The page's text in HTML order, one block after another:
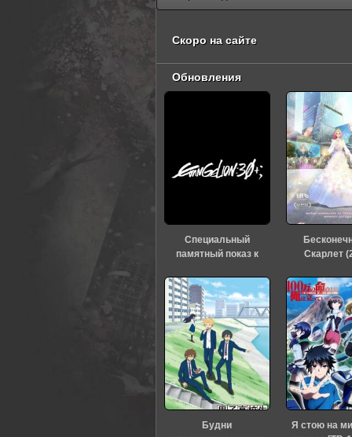
Скоро на сайте
Обновления
Специальный
памятный показ к
«Евангелиона» (2026)
Скарлет
Будни
Я стою на